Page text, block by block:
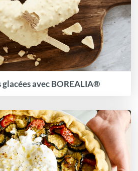
avec BOREALIA®